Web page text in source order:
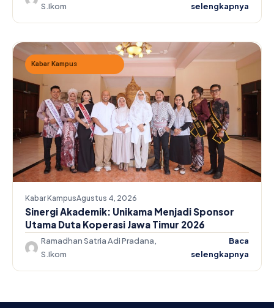
S.Ikom
selengkapnya
Kabar Kampus
Kabar KampusAgustus 4, 2026
Sinergi Akademik: Unikama Menjadi Sponsor
Utama Duta Koperasi Jawa Timur 2026
Ramadhan Satria Adi Pradana,
S.Ikom
Baca
selengkapnya